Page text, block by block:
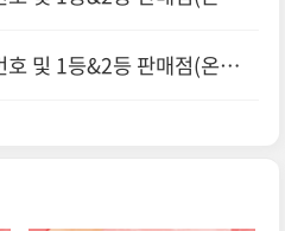
및 1등&2등 판매점(온라인